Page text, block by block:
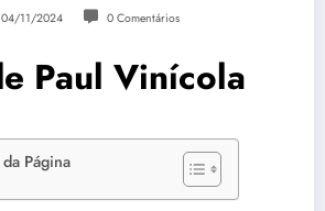
04/11/2024 0 Comentários
Paul Vinícola
Página